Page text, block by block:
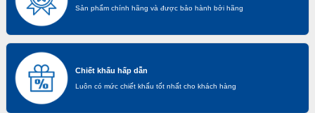
Sản phẩm chính hãng và được bảo hành bởi hãng
Chiết khấu hấp dẫn
Luôn có mức chiết khấu tốt nhất cho khách hàng